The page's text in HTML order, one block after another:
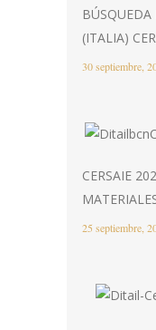
(ITALIA)
30 septiembre,
CERSAIE
25 septiembre,